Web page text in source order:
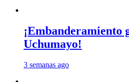
¡Embanderamiento
Uchumayo!
3 semanas ago